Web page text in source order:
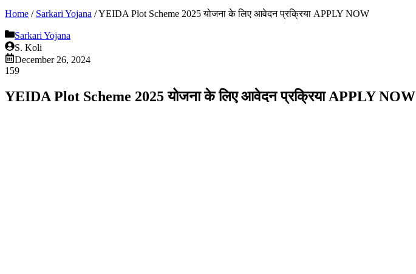
Home / Sarkari Yojana /YEIDA Plot Scheme 2025 योजना के लिए आवेदन प्रक्रिया APPLY NOW
Sarkari Yojana
S. Koli
December 26, 2024
159
YEIDA Plot Scheme 2025 योजना के लिए आवेदन प्रक्रिया APPLY NOW